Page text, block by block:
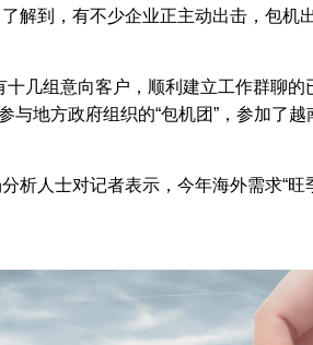
解到，有不少企业正主动出击，包机
十几组意向客户，顺利建立工作群聊
与地方政府组织的“包机团”，参加了
析人士对记者表示，今年海外需求“